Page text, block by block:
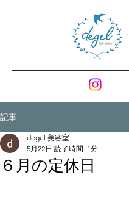
記事
６月の定休日
degel 美容室
5月22日 読了時間: 1分